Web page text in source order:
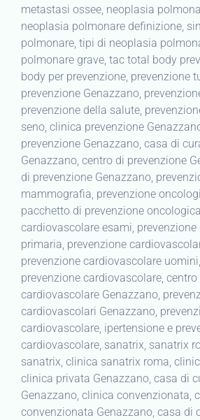
metastasi ossee, neoplasia
neoplasia polmonare definizione,
polmonare, tipi di neoplasia
polmonare grave, tac total body
body per prevenzione, prevenzione
prevenzione Genazzano,
prevenzione della salute,
seno, clinica prevenzione
prevenzione Genazzano, casa di
Genazzano, centro di prevenzione
di prevenzione Genazzano,
mammografia, prevenzione
pacchetto di prevenzione
cardiovascolare esami,
primaria, prevenzione
prevenzione cardiovascolare
prevenzione cardiovascolare,
cardiovascolare Genazzano,
cardiovascolari Genazzano,
cardiovascolare, ipertensione e
cardiovascolare, sanatrix, sanatrix
sanatrix, clinica sanatrix roma,
clinica privata Genazzano, casa di
Genazzano, clinica convenzionata,
convenzionata Genazzano, casa di